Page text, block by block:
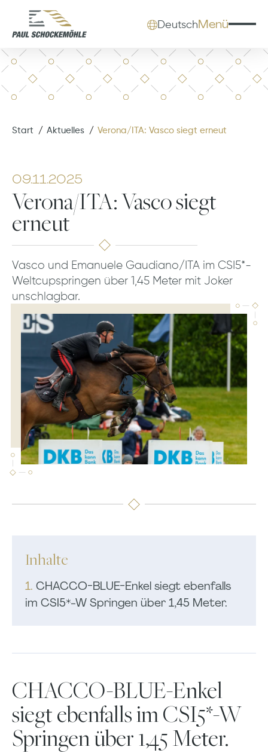
DeutschMenü
Start Aktuelles Verona/ITA: Vasco siegt erneut
09.11.2025
Verona/ITA: Vasco siegt
erneut
Vasco und Emanuele Gaudiano/ITA im CSI5*-
Weltcupspringen über 1,45 Meter mit Joker
unschlagbar.
Inhalte
1. CHACCO-BLUE-Enkel siegt ebenfalls
im CSI5*-W Springen über 1,45 Meter.
CHACCO-BLUE-Enkel
siegt ebenfalls im CSI5*-W
Springen über 1,45 Meter.